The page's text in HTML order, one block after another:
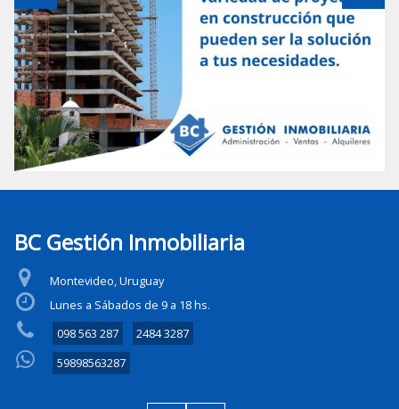
BC Gestión Inmobiliaria
Montevideo, Uruguay
Lunes a Sábados de 9 a 18 hs.
098 563 287
2484 3287
59898563287